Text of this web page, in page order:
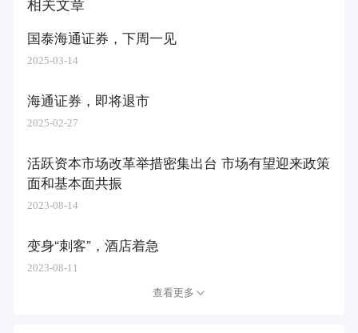
国泰海通证券，下周一见
2025-03-14
海通证券，即将退市
2025-02-27
活跃资本市场改革举措密集出台 市场有望迎来政策
面和基本面共振
2023-08-14
变身“刺客”，酒店着急
2023-08-11
查看更多